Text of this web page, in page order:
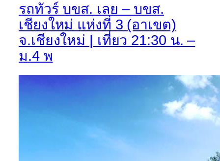
รถทัวร์ บขส. เลย – บขส.
เชียงใหม่ แห่งที่ 3 (อาเขต)
จ.เชียงใหม่ | เที่ยว 21:30 น. –
ม.4 พ